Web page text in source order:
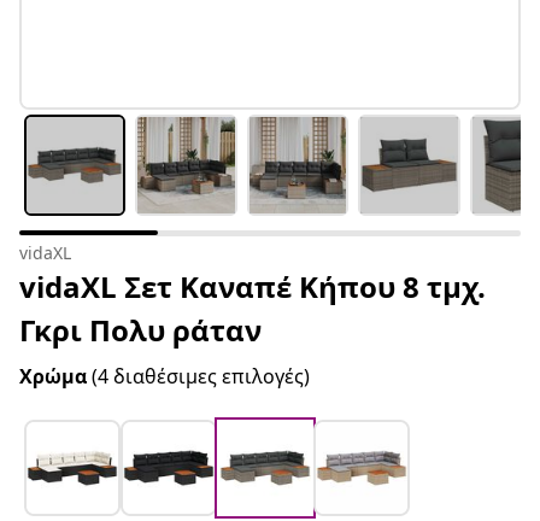
vidaXL
vidaXL Σετ Καναπέ Κήπου 8 τμχ.
Γκρι Πολυ ράταν
Χρώμα(4 διαθέσιμες επιλογές)